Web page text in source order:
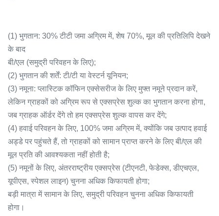
(1) भुगतान: 30% टीटी जमा अग्रिम में, शेष 70%, मूल की प्रतिलिपि देखने
के बाद
बी/एल (समुद्री परिवहन के लिए);
(2) भुगतान की शर्तें: टी/टी या वेस्टर्न यूनियन;
(3) नमूना: प्लास्टिक कॉफिन एक्सेसरीज के लिए मुफ्त नमूने प्रदान करें,
लेकिन ग्राहकों को अग्रिम रूप से एक्सप्रेस शुल्क का भुगतान करना होगा,
जब ग्राहक ऑर्डर देंगे तो हम एक्सप्रेस शुल्क वापस कर देंगे;
(4) हवाई परिवहन के लिए, 100% जमा अग्रिम में, क्योंकि जब उत्पाद हवाई
अड्डे पर पहुंचते हैं, तो ग्राहकों को सामान प्राप्त करने के लिए बी/एल की
मूल प्रति की आवश्यकता नहीं होती है;
(5) नमूनों के लिए, अंतरराष्ट्रीय एक्सप्रेस (टीएनटी, फेडेक्स, डीएचएल,
यूपीएस, स्पेशल लाइन) चुनना अधिक किफायती होगा;
बड़ी मात्रा में सामान के लिए, समुद्री परिवहन चुनना अधिक किफायती
होगा।